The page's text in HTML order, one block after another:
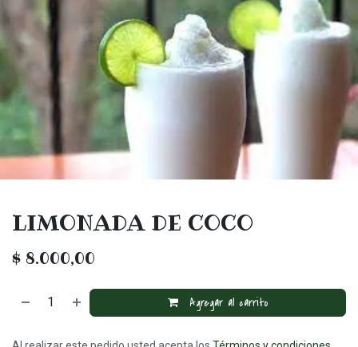
LIMONADA DE COCO
$ 8.000,00
Agregar al carrito